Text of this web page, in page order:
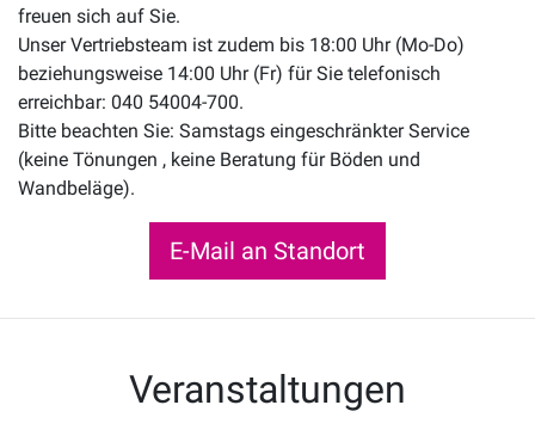
freuen sich auf Sie.
Unser Vertriebsteam ist zudem bis 18:00 Uhr (Mo-Do)
beziehungsweise 14:00 Uhr (Fr) für Sie telefonisch
erreichbar: 040 54004-700.
Bitte beachten Sie: Samstags eingeschränkter Service
(keine Tönungen , keine Beratung für Böden und
Wandbeläge).
E-Mail an Standort
Veranstaltungen